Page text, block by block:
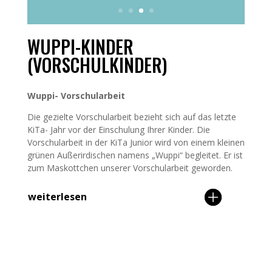
WUPPI-KINDER
(VORSCHULKINDER)
Wuppi- Vorschularbeit
Die gezielte Vorschularbeit bezieht sich auf das letzte
KiTa- Jahr vor der Einschulung Ihrer Kinder. Die
Vorschularbeit in der KiTa Junior wird von einem kleinen
grünen Außerirdischen namens „Wuppi“ begleitet. Er ist
zum Maskottchen unserer Vorschularbeit geworden.
weiterlesen